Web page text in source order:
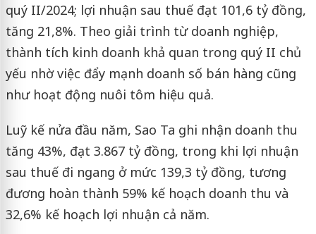
quý II/2024; lợi nhuận sau thuế đạt 101,6 tỷ đồng,
tăng 21,8%. Theo giải trình từ doanh nghiệp,
thành tích kinh doanh khả quan trong quý II chủ
yếu nhờ việc đẩy mạnh doanh số bán hàng cũng
như hoạt động nuôi tôm hiệu quả.
Luỹ kế nửa đầu năm, Sao Ta ghi nhận doanh thu
tăng 43%, đạt 3.867 tỷ đồng, trong khi lợi nhuận
sau thuế đi ngang ở mức 139,3 tỷ đồng, tương
đương hoàn thành 59% kế hoạch doanh thu và
32,6% kế hoạch lợi nhuận cả năm.